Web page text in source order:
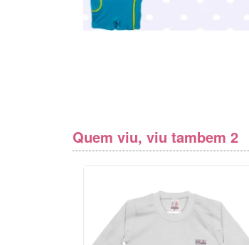
Quem viu, viu tambem 2